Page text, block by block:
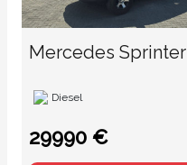
Mercedes Sprinter
Diesel
29990 €